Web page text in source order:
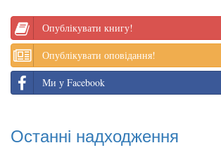
Опублікувати книгу!
Опублікувати оповідання!
Ми у Facebook
Останні надходження